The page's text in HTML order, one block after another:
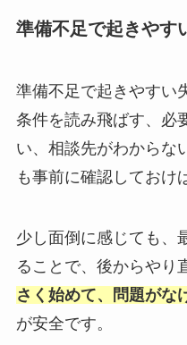
準備不足で起きやす
準備不足で起きやすい
条件を読み飛ばす、必
い、相談先がわからな
も事前に確認しておけ
少し面倒に感じても、
ることで、後からやり
さく始めて、問題がな
が安全です。